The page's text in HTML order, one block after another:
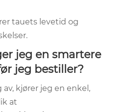
tauets levetid og
jeg en smartere
jeg bestiller?
kjører jeg en enkel,
at